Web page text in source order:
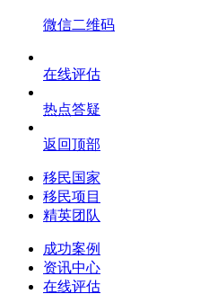
微信二维码
在线评估
热点答疑
返回顶部
移民国家
移民项目
精英团队
成功案例
资讯中心
在线评估